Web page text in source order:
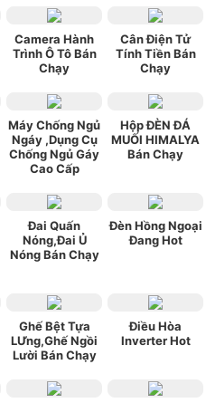
Camera Hành
Trình Ô Tô Bán
Chạy
Cân Điện Tử
Tính Tiền Bán
Chạy
Máy Chống Ngủ
Ngáy ,Dụng Cụ
Chống Ngủ Gáy
Cao Cấp
Hộp ĐÈN ĐÁ
MUỐI HIMALYA
Bán Chạy
Đai Quấn
Nóng,Đai Ủ
Nóng Bán Chạy
Đèn Hồng Ngoại
Đang Hot
Ghế Bệt Tựa
LƯng,Ghế Ngồi
Lười Bán Chạy
Điều Hòa
Inverter Hot